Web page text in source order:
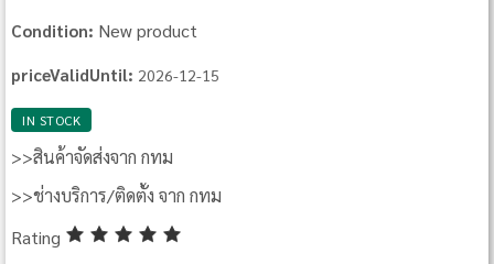
Condition: New product
priceValidUntil: 2026-12-15
IN STOCK
>>สินค้าจัดส่งจาก กทม
>>ช่างบริการ/ติดตั้ง จาก กทม
Rating